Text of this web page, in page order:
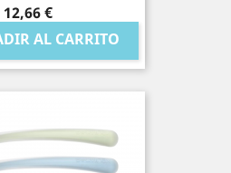
Precio
12,66 €
AL CARRITO